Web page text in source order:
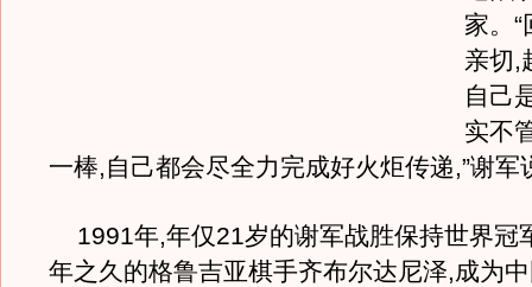
家。
亲切,
自己
实不
一棒,自己都会尽全力完成好火炬传递,”谢军
1991年,年仅21岁的谢军战胜保持世界冠
年之久的格鲁吉亚棋手齐布尔达尼泽,成为